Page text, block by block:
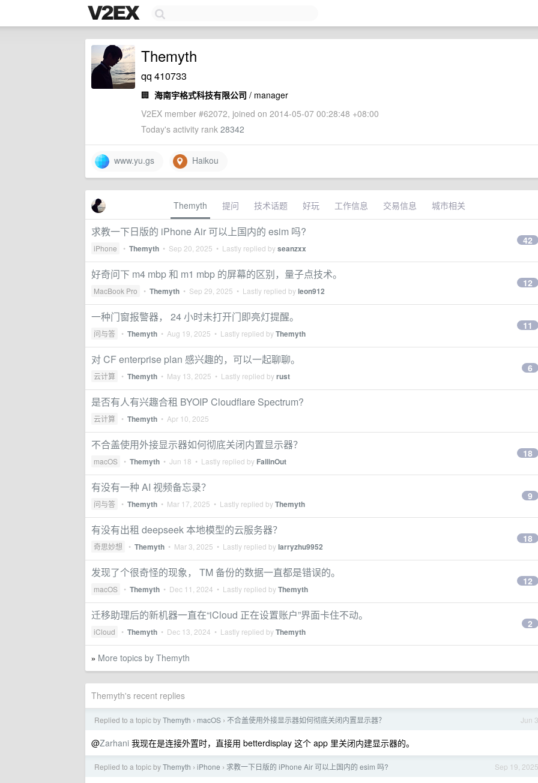
Themyth
qq 410733
🏢 海南宇格式科技有限公司 / manager
V2EX member #62072, joined on 2014-05-07 00:28:48 +08:00
Today's activity rank 28342
www.yu.gs Haikou
Themyth 提问 技术话题 好玩 工作信息 交易信息 城市相关
求教一下日版的 iPhone Air 可以上国内的 esim 吗?
iPhone • Themyth • Sep 20, 2025 • Lastly replied byseanzxx
42
好奇问下 m4 mbp 和 m1 mbp 的屏幕的区别，量子点技术。
MacBook Pro • Themyth • Sep 29, 2025 • Lastly replied byleon912
12
一种门窗报警器， 24 小时未打开门即亮灯提醒。
问与答 • Themyth • Aug 19, 2025 • Lastly replied byThemyth
11
对 CF enterprise plan 感兴趣的，可以一起聊聊。
云计算 • Themyth • May 13, 2025 • Lastly replied byrust
6
是否有人有兴趣合租 BYOIP Cloudflare Spectrum?
云计算 • Themyth • Apr 10, 2025
不合盖使用外接显示器如何彻底关闭内置显示器？
macOS • Themyth • Jun 18 • Lastly replied by FallinOut
18
有没有一种 AI 视频备忘录？
问与答 • Themyth • Mar 17, 2025 • Lastly replied byThemyth
9
有没有出租 deepseek 本地模型的云服务器？
奇思妙想 • Themyth • Mar 3, 2025 • Lastly replied bylarryzhu9952
18
发现了个很奇怪的现象， TM 备份的数据一直都是错误的。
macOS • Themyth • Dec 11, 2024 • Lastly replied byThemyth
12
迁移助理后的新机器一直在“iCloud 正在设置账户”界面卡住不动。
iCloud • Themyth • Dec 13, 2024 • Lastly replied byThemyth
2
» More topics by Themyth
Themyth's recent replies
Jun 3
Replied to a topic byThemyth › macOS › 不合盖使用外接显示器如何彻底关闭内置显示器？
@Zarhani 我现在是连接外置时，直接用 betterdisplay 这个 app 里关闭内建显示器的。
Sep 19, 2025
Replied to a topic byThemyth › iPhone › 求教一下日版的 iPhone Air 可以上国内的 esim 吗?